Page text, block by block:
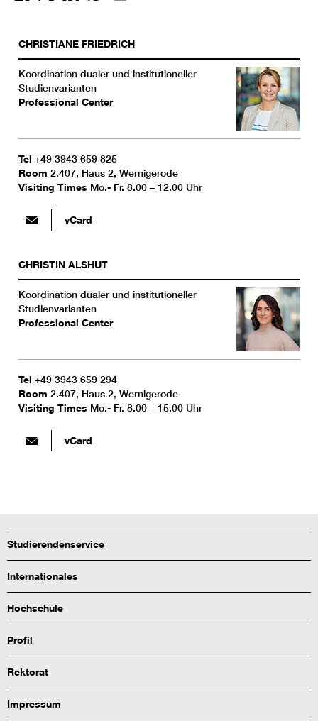
CHRISTIANE FRIEDRICH
Koordination dualer und institutioneller
Studienvarianten
Professional Center
Tel +49 3943 659 825
Room 2.407, Haus 2, Wernigerode
Visiting Times Mo.- Fr. 8.00 – 12.00 Uhr
vCard
CHRISTIN ALSHUT
Koordination dualer und institutioneller
Studienvarianten
Professional Center
Tel +49 3943 659 294
Room 2.407, Haus 2, Wernigerode
Visiting Times Mo.- Fr. 8.00 – 15.00 Uhr
vCard
Studierendenservice
Internationales
Hochschule
Profil
Rektorat
Impressum